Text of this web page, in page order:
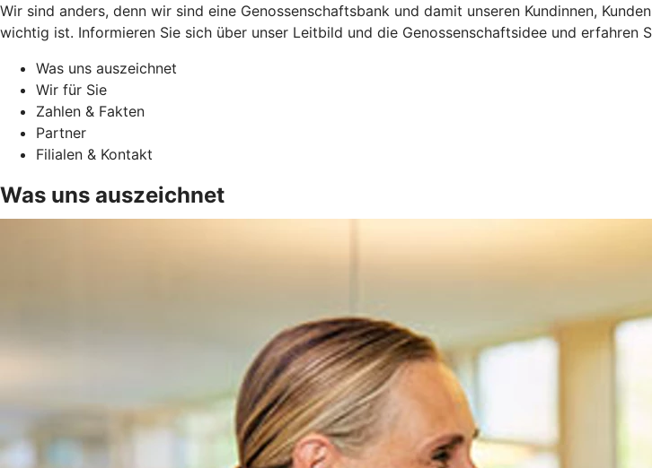
Wir sind anders, denn wir sind eine Genossenschaftsbank und damit unseren Kundinnen,
wichtig ist. Informieren Sie sich über unser Leitbild und die Genossenschaftsidee und erfahren
Was uns auszeichnet
Wir für Sie
Zahlen & Fakten
Partner
Filialen & Kontakt
Was uns auszeichnet